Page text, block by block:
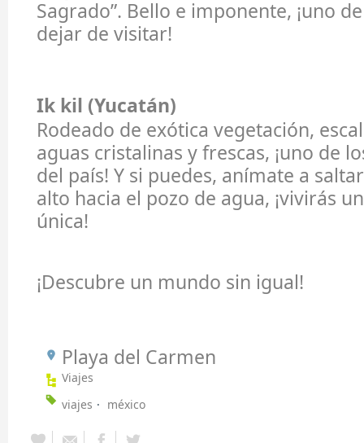
Sagrado”. Bello e imponente, ¡uno
dejar de visitar!
Ik kil (Yucatán)
Rodeado de exótica vegetación,
aguas cristalinas y frescas, ¡uno de
del país! Y si puedes, anímate a
alto hacia el pozo de agua, ¡vivirás
única!
¡Descubre un mundo sin igual!
Playa del Carmen
Viajes
viajes
méxico